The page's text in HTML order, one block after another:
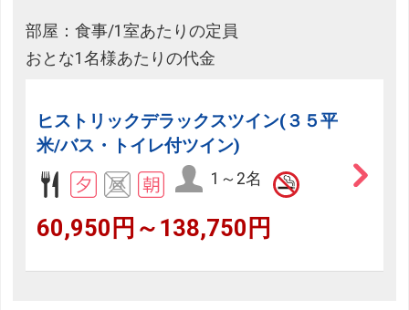
部屋：食事/1室あたりの定員
おとな1名様あたりの代金
ヒストリックデラックスツイン(３５平
米/バス・トイレ付ツイン)
1～2名
60,950円～138,750円